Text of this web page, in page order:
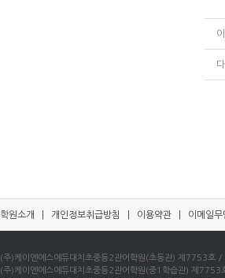
학원소개 개인정보취급방침 이용약관 이메일
(주)케이엔에스에듀대치초중등2관어학원(초등관) 제
(주)케이엔에스에듀대치초중등2관어학원(중1학습관) 제